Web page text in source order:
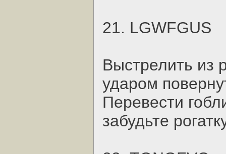
21. LGWFGUS
Выстрелить из
ударом
Перевести
забудьте